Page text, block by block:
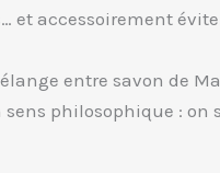
et accessoirement
entre savon de
philosophique :